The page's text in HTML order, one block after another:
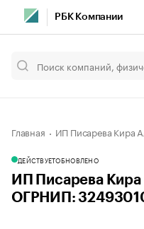
РБК Компании
Главная ИП Писарева Кира
ДЕЙСТВУЕТОБНОВЛЕНО
ИП Писарева
ОГРНИП: